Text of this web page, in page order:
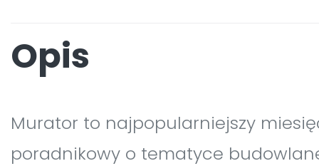
Opis
Murator to najpopularniejszy
poradnikowy o tematyce